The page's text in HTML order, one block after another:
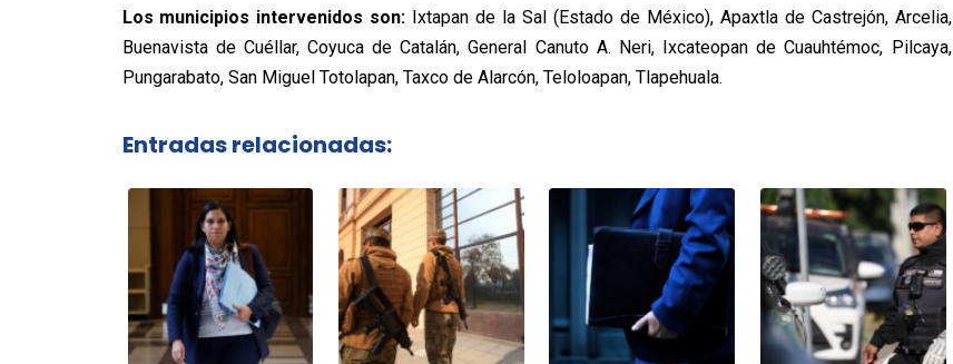
Los municipios intervenidos son: Ixtapan de la Sal (Estado de México), Apaxtla de Castrejón, Arcelia,
Buenavista de Cuéllar, Coyuca de Catalán, General Canuto A. Neri, Ixcateopan de Cuauhtémoc, Pilcaya,
Pungarabato, San Miguel Totolapan, Taxco de Alarcón, Teloloapan, Tlapehuala.
Entradas relacionadas: